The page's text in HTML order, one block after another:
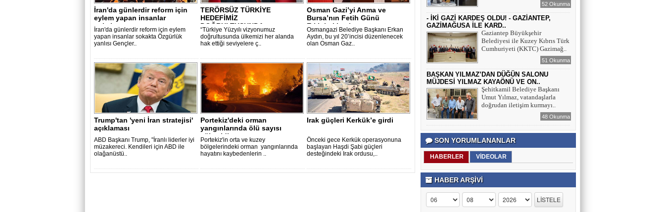
İran'da günlerdir reform için
eylem yapan insanlar
sokakta ..
İran'da günlerdir reform için eylem
yapan insanlar sokakta Özgürlük
yanlısı Gençler..
TERÖRSÜZ TÜRKİYE
HEDEFİMİZ
DOĞRULTUSUNDA
BAŞLATTIĞIMIZ ÇALIŞ..
“Türkiye Yüzyılı vizyonumuz
doğrultusunda ülkemizi her alanda
hak ettiği seviyelere ç..
Osman Gazi’yi Anma ve
Bursa’nın Fetih Günü
Etkinleri başlıyo..
Osmangazi Belediye Başkanı Erkan
Aydın, bu yıl 20’incisi düzenlenecek
olan Osman Gaz..
Trump'tan 'yeni İran stratejisi'
açıklaması
ABD Başkanı Trump, "İranlı liderler iyi
müzakereci. Kendileri için ABD ile
olağanüstü..
Portekiz'deki orman
yangınlarında ölü sayısı
yükseldi
Portekiz'in orta ve kuzey
bölgelerindeki orman yangınlarında
hayatını kaybedenlerin ..
Irak güçleri Kerkük’e girdi
Önceki gece Kerkük operasyonuna
başlayan Haşdi Şabi güçleri
desteğindeki Irak ordusu,..
52 Okunma
- İKİ GAZİ KARDEŞ OLDU! - GAZİANTEP,
GAZİMAĞUSA İLE KARD..
Gaziantep Büyükşehir
Belediyesi ile Kuzey Kıbrıs Türk
Cumhuriyeti (KKTC) Gazimağ..
51 Okunma
BAŞKAN YILMAZ’DAN DÜĞÜN SALONU
MÜJDESİ YILMAZ KAYAÖNÜ VE ON..
Şehitkamil Belediye Başkanı
Umut Yılmaz, vatandaşlarla
doğrudan iletişim kurmayı..
48 Okunma
SON YORUMLANANLAR
HABERLER VİDEOLAR
HABER ARŞİVİ